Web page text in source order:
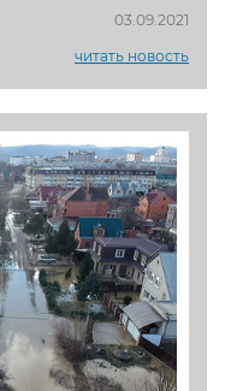
03.09.2021
читать новость